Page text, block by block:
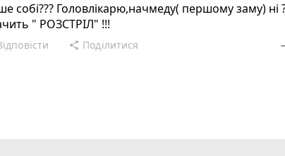
собі??? Головлікарю,начмеду( першому заму) ні
" РОЗСТРІЛ" !!!
share Поділитися